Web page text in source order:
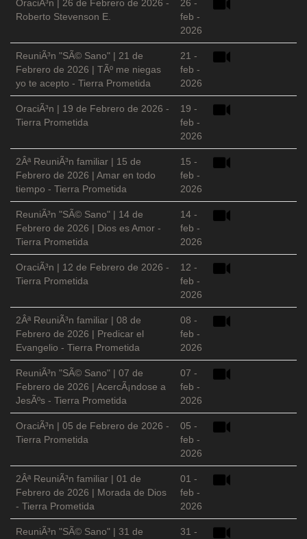
OraciÃ³n | 26 de Febrero de 2026 -
Roberto Stevenson E.
26 -
feb -
2026
ReuniÃ³n "SÃ© Sano" | 21 de
Febrero de 2026 | TÃº me niegas
yo te acepto - Tierra Prometida
21 -
feb -
2026
OraciÃ³n | 19 de Febrero de 2026 -
Tierra Prometida
19 -
feb -
2026
2Âª ReuniÃ³n familiar | 15 de
Febrero de 2026 | Amar en todo
tiempo - Tierra Prometida
15 -
feb -
2026
ReuniÃ³n "SÃ© Sano" | 14 de
Febrero de 2026 | Dios es Amor -
Tierra Prometida
14 -
feb -
2026
OraciÃ³n | 12 de Febrero de 2026 -
Tierra Prometida
12 -
feb -
2026
2Âª ReuniÃ³n familiar | 08 de
Febrero de 2026 | Predicar el
Evangelio - Tierra Prometida
08 -
feb -
2026
ReuniÃ³n "SÃ© Sano" | 07 de
Febrero de 2026 | AcercÃ¡ndose a
JesÃºs - Tierra Prometida
07 -
feb -
2026
OraciÃ³n | 05 de Febrero de 2026 -
Tierra Prometida
05 -
feb -
2026
2Âª ReuniÃ³n familiar | 01 de
Febrero de 2026 | Morada de Dios
- Tierra Prometida
01 -
feb -
2026
ReuniÃ³n "SÃ© Sano" | 31 de
31 -